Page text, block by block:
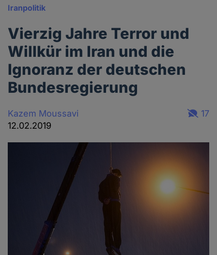
Iranpolitik
Vierzig Jahre Terror und
Willkür im Iran und die
Ignoranz der deutschen
Bundesregierung
Kazem Moussavi
12.02.2019
17